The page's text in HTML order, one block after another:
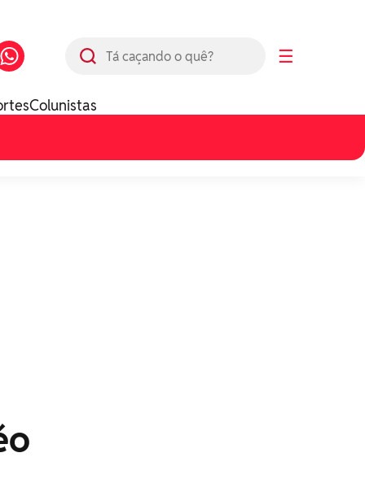
☰
Colunistas